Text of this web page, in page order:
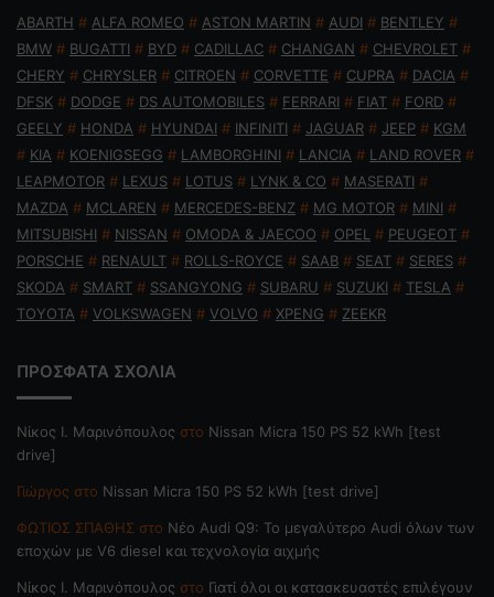
ABARTH # ALFA ROMEO # ASTON MARTIN # AUDI # BENTLEY #
BMW # BUGATTI # BYD # CADILLAC # CHANGAN # CHEVROLET #
CHERY # CHRYSLER # CITROEN # CORVETTE # CUPRA # DACIA #
DFSK # DODGE # DS AUTOMOBILES # FERRARI # FIAT # FORD #
GEELY # HONDA # HYUNDAI # INFINITI # JAGUAR # JEEP # KGM
# KIA # KOENIGSEGG # LAMBORGHINI # LANCIA # LAND ROVER #
LEAPMOTOR # LEXUS # LOTUS # LYNK & CO # MASERATI #
MAZDA # MCLAREN # MERCEDES-BENZ # MG MOTOR # MINI #
MITSUBISHI # NISSAN # OMODA & JAECOO # OPEL # PEUGEOT #
PORSCHE # RENAULT # ROLLS-ROYCE # SAAB # SEAT # SERES #
SKODA # SMART # SSANGYONG # SUBARU # SUZUKI # TESLA #
TOYOTA # VOLKSWAGEN # VOLVO # XPENG # ZEEKR
ΠΡΟΣΦΑΤΑ ΣΧΟΛΙΑ
Nίκος Ι. Mαρινόπουλος στο Nissan Micra 150 PS 52 kWh [test
drive]
Γιώργος στο Nissan Micra 150 PS 52 kWh [test drive]
ΦΩΤΙΟΣ ΣΠΑΘΗΣ στο Νέο Audi Q9: Το μεγαλύτερο Audi όλων των
εποχών με V6 diesel και τεχνολογία αιχμής
Nίκος Ι. Mαρινόπουλος στο Γιατί όλοι οι κατασκευαστές επιλέγουν